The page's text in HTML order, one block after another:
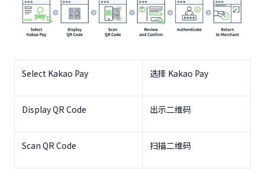
Select Kakao Pay 选择 Kakao Pay
Display QR Code 出示二维码
Scan QR Code 扫描二维码